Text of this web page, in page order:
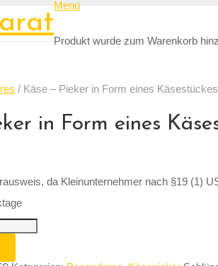
Menü
Produkt wurde zum Warenkorb
/ Käse – Pieker in Form eines
in Form eines
da Kleinunternehmer nach §19 (1)